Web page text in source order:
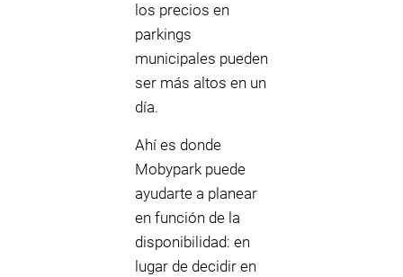
los precios en
parkings
municipales pueden
ser más altos en un
día.
Ahí es donde
Mobypark puede
ayudarte a planear
en función de la
disponibilidad: en
lugar de decidir en